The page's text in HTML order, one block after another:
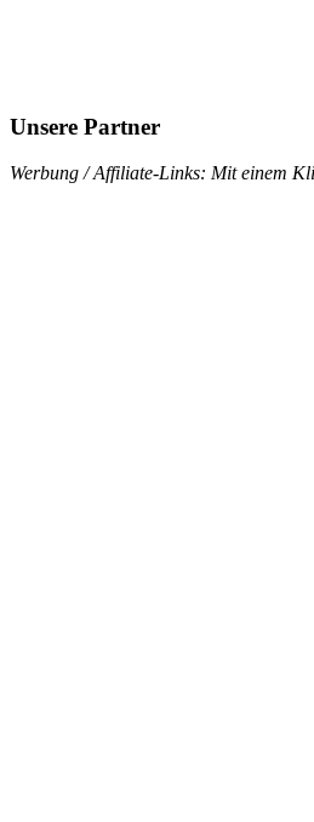
Unsere Partner
Werbung / Affiliate-Links: Mit einem